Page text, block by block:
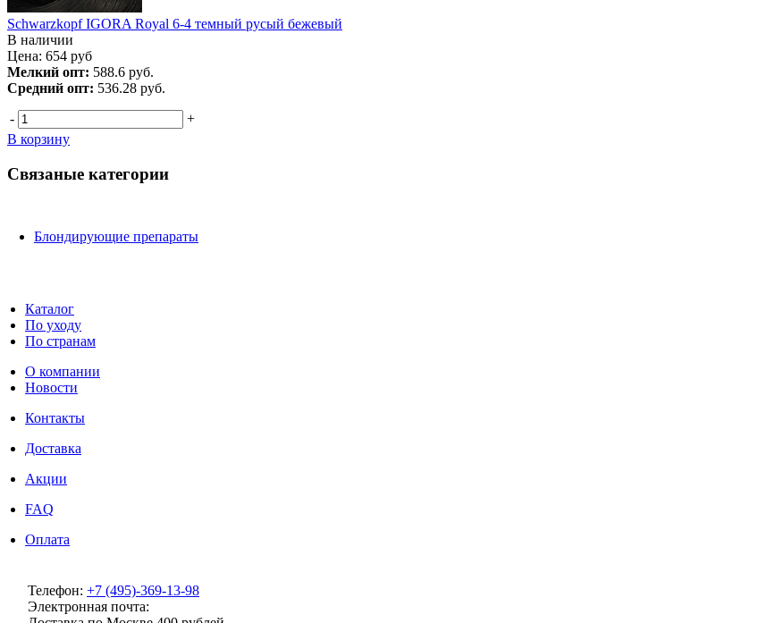
Schwarzkopf IGORA Royal 6-4 темный русый бежевый
В наличии
Цена: 654 руб
Мелкий опт: 588.6 руб.
Средний опт: 536.28 руб.
-
+
В корзину
Связаные категории
Блондирующие препараты
Каталог
По уходу
По странам
О компании
Новости
Контакты
Доставка
Акции
FAQ
Оплата
Телефон: +7 (495)-369-13-98
Электронная почта: